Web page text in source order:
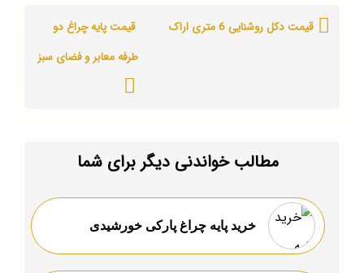
قیمت دکل روشنایی 6 متری اراک
قیمت پایه چراغ دو
طرفه معابر و فضای سبز
مطالب خواندنی دیگر برای شما
خرید پایه چراغ پارکی خورشیدی